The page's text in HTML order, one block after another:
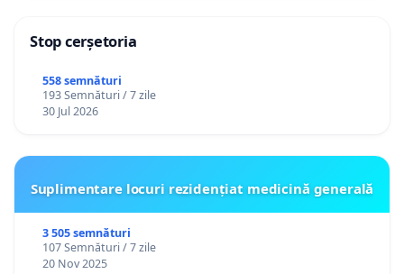
Stop cerșetoria
558 semnături
193 Semnături / 7 zile
30 Jul 2026
Suplimentare locuri rezidențiat medicină generală
3 505 semnături
107 Semnături / 7 zile
20 Nov 2025